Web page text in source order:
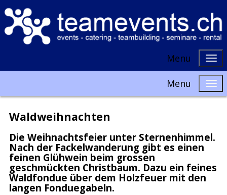
Menu
Menu
Waldweihnachten
Die Weihnachtsfeier unter Sternenhimmel.
Nach der Fackelwanderung gibt es einen
feinen Glühwein beim grossen
geschmückten Christbaum. Dazu ein feines
Waldfondue über dem Holzfeuer mit den
langen Fonduegabeln.